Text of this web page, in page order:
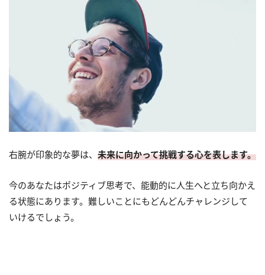
右腕が印象的な夢は、 未来に向かって挑戦する心を表します。
今のあなたはポジティブ思考で、能動的に人生へと立ち向かえ
る状態にあります。難しいことにもどんどんチャレンジして
いけるでしょう。